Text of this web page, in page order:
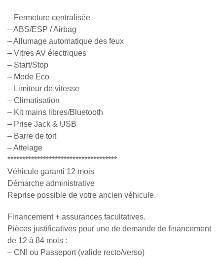
– Fermeture centralisée
– ABS/ESP / Airbag
– Allumage automatique des feux
– Vitres AV électriques
– Start/Stop
– Mode Eco
– Limiteur de vitesse
– Climatisation
– Kit mains libres/Bluetooth
– Prise Jack & USB
– Barre de toit
– Attelage
*************************************
Véhicule garanti 12 mois
Démarche administrative
Reprise possible de votre ancien véhicule.
Financement + assurances facultatives.
Pièces justificatives pour une de demande de financement
de 12 à 84 mois :
– CNI ou Passeport (valide recto/verso)